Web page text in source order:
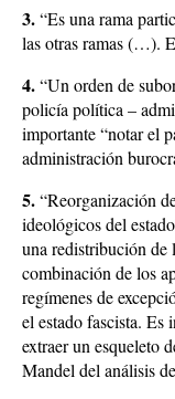
3.“Es una rama
las otras ramas (…).
4.“Un orden de
policía política –
importante “notar el
administración
5.“Reorganización
ideológicos del
una redistribución de
combinación de los
regímenes de
el estado fascista. Es
extraer un esqueleto
Mandel del análisis